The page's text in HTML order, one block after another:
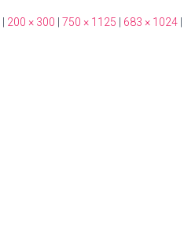
200 × 300 750 × 1125 683 × 1024